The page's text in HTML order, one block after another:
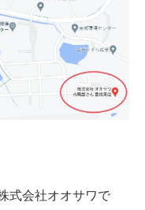
式会社オオサワで